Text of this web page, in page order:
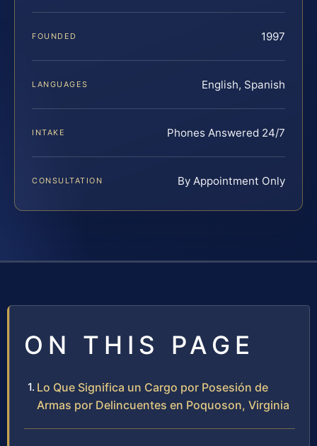
FOUNDED 1997
LANGUAGES English, Spanish
INTAKE Phones Answered 24/7
CONSULTATION By Appointment Only
ON THIS PAGE
Lo Que Significa un Cargo por Posesión de
Armas por Delincuentes en Poquoson, Virginia